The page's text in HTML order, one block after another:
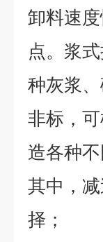
卸料速
点。浆
种灰浆、
非标，
造各种不
其中，
择；